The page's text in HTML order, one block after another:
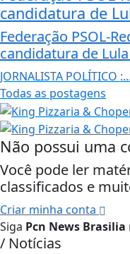
candidatura de
Federação PSOL-
candidatura de
JORNALISTA POLÍTICO :...
Todas as postagens
Não possui uma
Você pode ler
classificados e
Criar minha conta
Siga Pcn News Brasilia
/ Notícias